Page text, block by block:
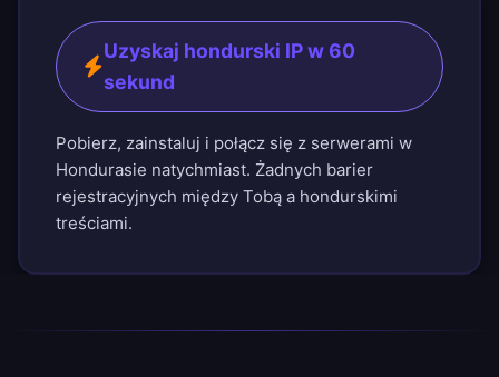
Uzyskaj hondurski IP w 60
sekund
Pobierz, zainstaluj i połącz się z serwerami w
Hondurasie natychmiast. Żadnych barier
rejestracyjnych między Tobą a hondurskimi
treściami.